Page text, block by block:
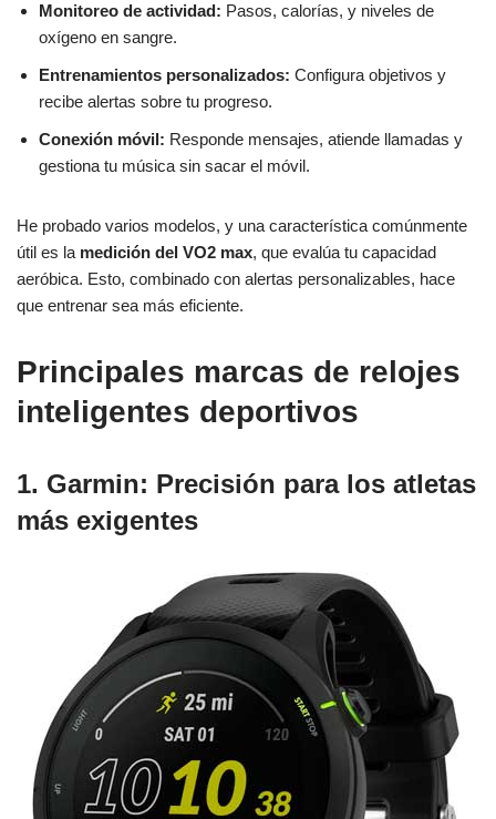
Monitoreo de actividad: Pasos, calorías, y niveles de
oxígeno en sangre.
Entrenamientos personalizados: Configura objetivos y
recibe alertas sobre tu progreso.
Conexión móvil: Responde mensajes, atiende llamadas y
gestiona tu música sin sacar el móvil.
He probado varios modelos, y una característica comúnmente
útil es la medición del VO2 max, que evalúa tu capacidad
aeróbica. Esto, combinado con alertas personalizables, hace
que entrenar sea más eficiente.
Principales marcas de relojes
inteligentes deportivos
1. Garmin: Precisión para los atletas
más exigentes